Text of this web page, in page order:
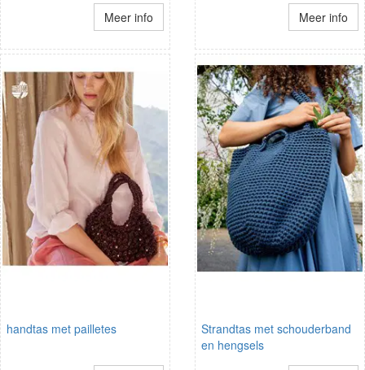
Meer info Meer info
handtas met pailletes
Strandtas met schouderband
en hengsels